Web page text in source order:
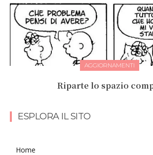
AGGIORNAMENTI
Riparte lo spazio
ESPLORA IL SITO
Home